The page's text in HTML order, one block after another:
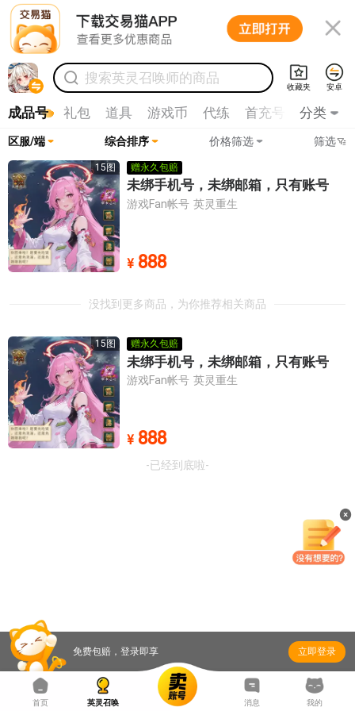
 搜索英灵召唤师的商品
收藏夹 安卓
成品号 礼包 道具 游戏币 代练 首充号 渠道充值
分类
区服/端 综合排序 价格筛选 筛选
全部客户端
游戏Fan
全部服务器
服务器

群星归位 诺亚方舟
0-30
AI智能风控已为您拦截黑号，请安心选购
15图 赠永久包赔
未绑手机号，未绑邮箱，只有账号
游戏Fan帐号 英灵重生
¥ 888
没找到更多商品，为你推荐相关商品
15图 赠永久包赔
未绑手机号，未绑邮箱，只有账号
游戏Fan帐号 英灵重生
¥ 888
-已经到底啦-
免费包赔，登录即享 立即登录
首页
英灵召唤
消息 我的